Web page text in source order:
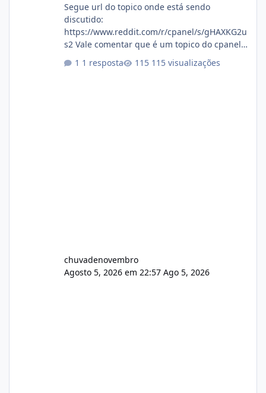
Segue url do topico onde está sendo
discutido:
https://www.reddit.com/r/cpanel/s/gHAXKG2u
s2 Vale comentar que é um topico do cpanel...
Não sei como ta a pegada no da.
1 resposta 115 visualizações
chuvadenovembro
Agosto 5, 2026 em 22:57 Ago 5, 2026